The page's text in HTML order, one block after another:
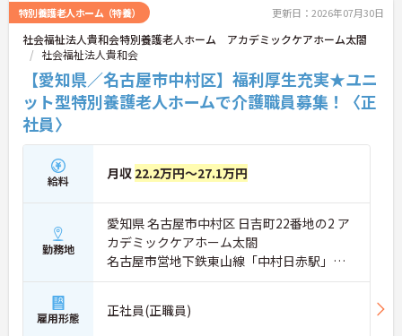
象となる年間3万円の医療費補助など大手ならでは
の圧倒的な福利厚生のもと、ケアマネジャーへのス
テップアップ等、介護のプロとして長期的なキャリ
アを築けます。
★おすすめPOINT★
【これまでの経験・専門性が正当に評価される環境
です】
・独自の社内資格「マジ神制度」があり、認定され
算されます。
・ケアマネジャーの受験料や対策講座、更新費用ま
で全額補助されるため、次のステップアップを自己
負担なく目指せます。
【最先端のDX導入で、身体的・精神的な負担を軽
・スマホ記録や睡眠センサーを活用したデータに基
づくケアにより、夜間巡視や申し送りなどの業務負
担を大きく軽減しています。
特別養護老人ホーム（特養） 更新日：2026年07月30日
社会福祉法人貴和会特別養護老人ホーム アカデミックケアホーム太閤
社会福祉法人貴和会
【愛知県／名古屋市中村区】福利厚生充実★ユニ
ット型特別養護老人ホームで介護職員募集！〈正
社員〉
給料 月収 22.2万円～27.1万円
勤務地
愛知県 名古屋市中村区 日吉町22番地の2 ア
カデミックケアホーム太閤
名古屋市営地下鉄東山線「中村日赤駅」徒
歩7分
雇用形態 正社員(正職員)